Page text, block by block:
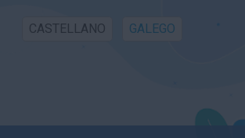
CASTELLANO GALEGO